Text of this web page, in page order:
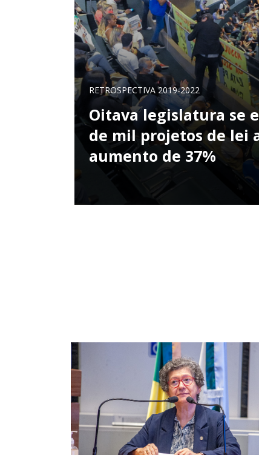
RETROSPECTIVA 2019-2022
Oitava legislatura se
de mil projetos de lei
aumento de 37%